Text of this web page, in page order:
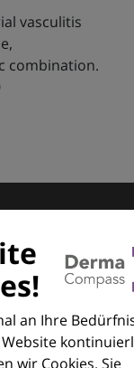
vasculitis
combination.
an Ihre
wir Cookies. Sie
der
Dermatology